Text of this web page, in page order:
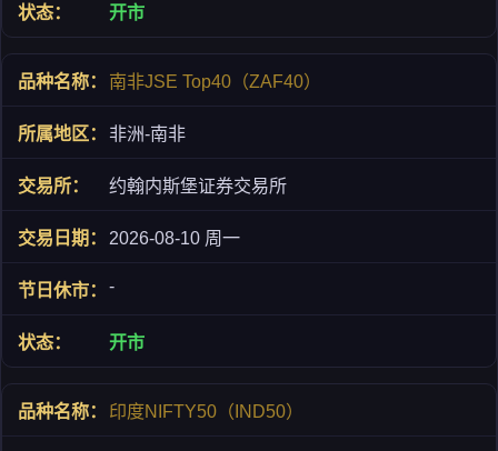
开市
南非JSE Top40（ZAF40）
非洲-南非
约翰内斯堡证券交易所
2026-08-10 周一
-
开市
印度NIFTY50（IND50）